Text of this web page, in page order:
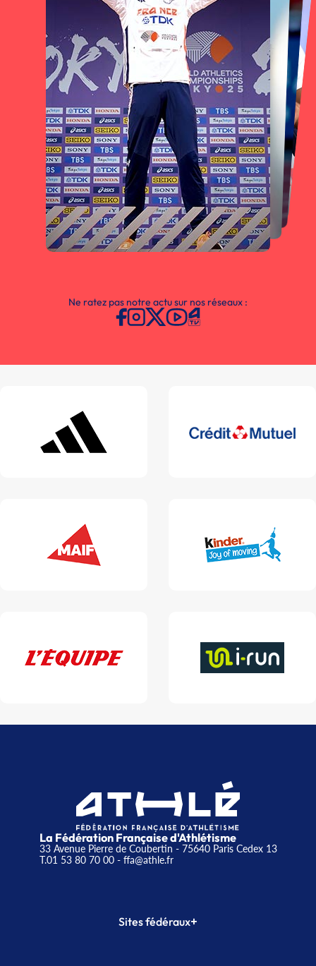
Ne ratez pas notre actu sur nos réseaux :
La Fédération Française d'Athlétisme
33 Avenue Pierre de Coubertin - 75640 Paris Cedex 13
T.01 53 80 70 00- ffa@athle.fr
Sites fédéraux+